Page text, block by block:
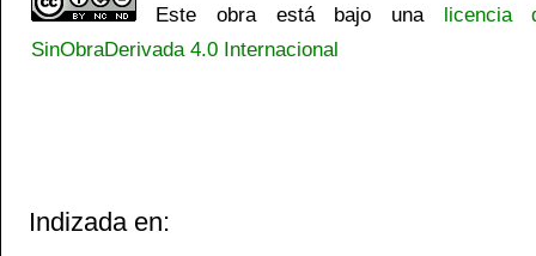
Este obra está bajo una licencia
SinObraDerivada 4.0 Internacional
Indizada en: